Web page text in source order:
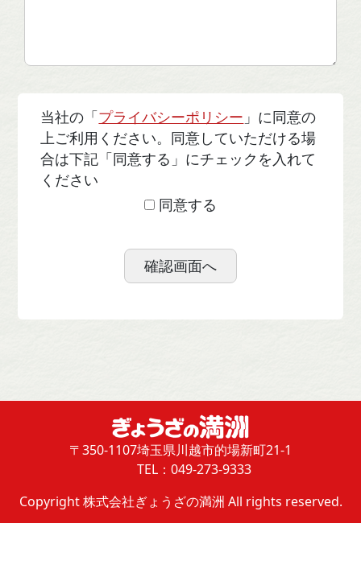
当社の「プライバシーポリシー 」に同意の
上ご利用ください。 同意していただける場
合は下記「同意する」にチェックを入れて
ください
同意する
〒350-1107埼玉県川越市的場新町21-1
TEL：049-273-9333
Copyright 株式会社ぎょうざの満洲 All rights reserved.